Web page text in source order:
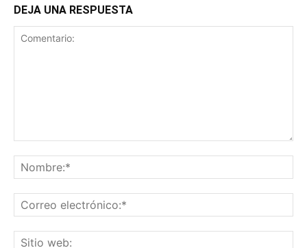
DEJA UNA RESPUESTA